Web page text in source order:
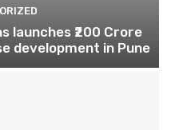
launches ₹200 Crore
development in Pune